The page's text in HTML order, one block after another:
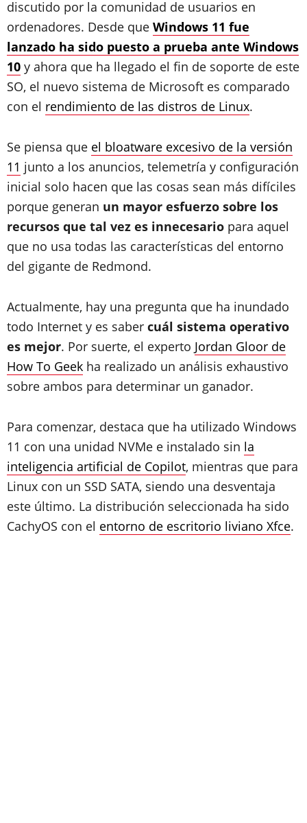
discutido por la comunidad de usuarios en
ordenadores. Desde que Windows 11 fue
lanzado ha sido puesto a prueba ante Windows
10 y ahora que ha llegado el fin de soporte de este
SO, el nuevo sistema de Microsoft es comparado
con el rendimiento de las distros de Linux.
Se piensa que el bloatware excesivo de la versión
11 junto a los anuncios, telemetría y configuración
inicial solo hacen que las cosas sean más difíciles
porque generan un mayor esfuerzo sobre los
recursos que tal vez es innecesario para aquel
que no usa todas las características del entorno
del gigante de Redmond.
Actualmente, hay una pregunta que ha inundado
todo Internet y es saber cuál sistema operativo
es mejor. Por suerte, el experto Jordan Gloor de
How To Geek ha realizado un análisis exhaustivo
sobre ambos para determinar un ganador.
Para comenzar, destaca que ha utilizado Windows
11 con una unidad NVMe e instalado sin la
inteligencia artificial de Copilot, mientras que para
Linux con un SSD SATA, siendo una desventaja
este último. La distribución seleccionada ha sido
CachyOS con el entorno de escritorio liviano Xfce.